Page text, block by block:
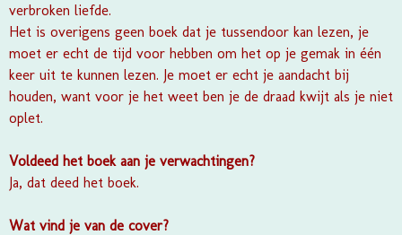
verbroken liefde.
Het is overigens geen boek dat je tussendoor kan lezen, je
moet er echt de tijd voor hebben om het op je gemak in één
keer uit te kunnen lezen. Je moet er echt je aandacht bij
houden, want voor je het weet ben je de draad kwijt als je niet
oplet.
Voldeed het boek aan je verwachtingen?
Ja, dat deed het boek.
Wat vind je van de cover?